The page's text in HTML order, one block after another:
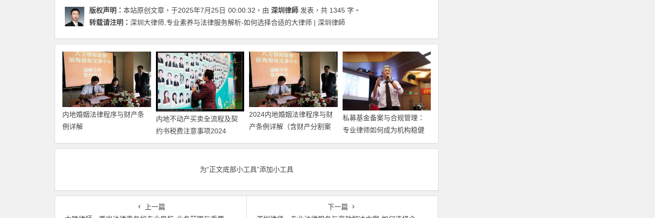
版权声明： 本站原创文章，于2025年7月25日 00:00:32 ，由 深圳律師 发表，共 1345 字。
转载请注明： 深圳大律师,专业素养与法律服务解析-如何选择合适的大律师 | 深圳律師
内地婚姻法律程序与财产条
例详解
内地不动产买卖全流程及契
约书税费注意事项2024
2024内地婚姻法律程序与财
产条例详解（含财产分割案
私募基金备案与合规管理：
专业律师如何成为机构稳健
发展的护航者
为“正文底部小工具”添加小工具
上一篇
下一篇